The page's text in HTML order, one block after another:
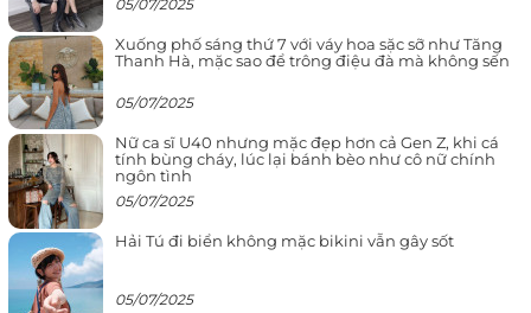
05/07/2025
Xuống phố sáng thứ 7 với váy hoa sặc sỡ như Tăng
Thanh Hà, mặc sao để trông điệu đà mà không sến
05/07/2025
Nữ ca sĩ U40 nhưng mặc đẹp hơn cả Gen Z, khi cá
tính bùng cháy, lúc lại bánh bèo như cô nữ chính
ngôn tình
05/07/2025
Hải Tú đi biển không mặc bikini vẫn gây sốt
05/07/2025